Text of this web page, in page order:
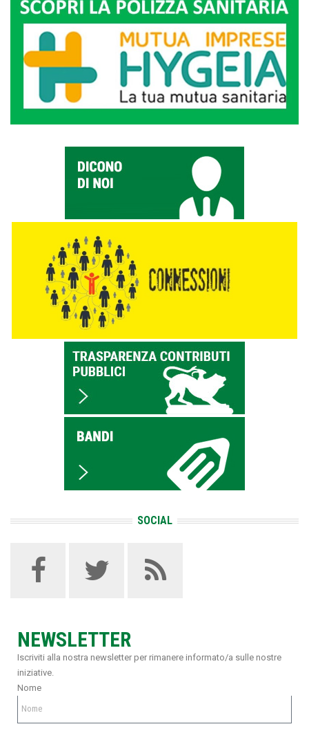
SOCIAL
NEWSLETTER
Iscriviti alla nostra newsletter per rimanere informato/a sulle nostre
iniziative.
Nome